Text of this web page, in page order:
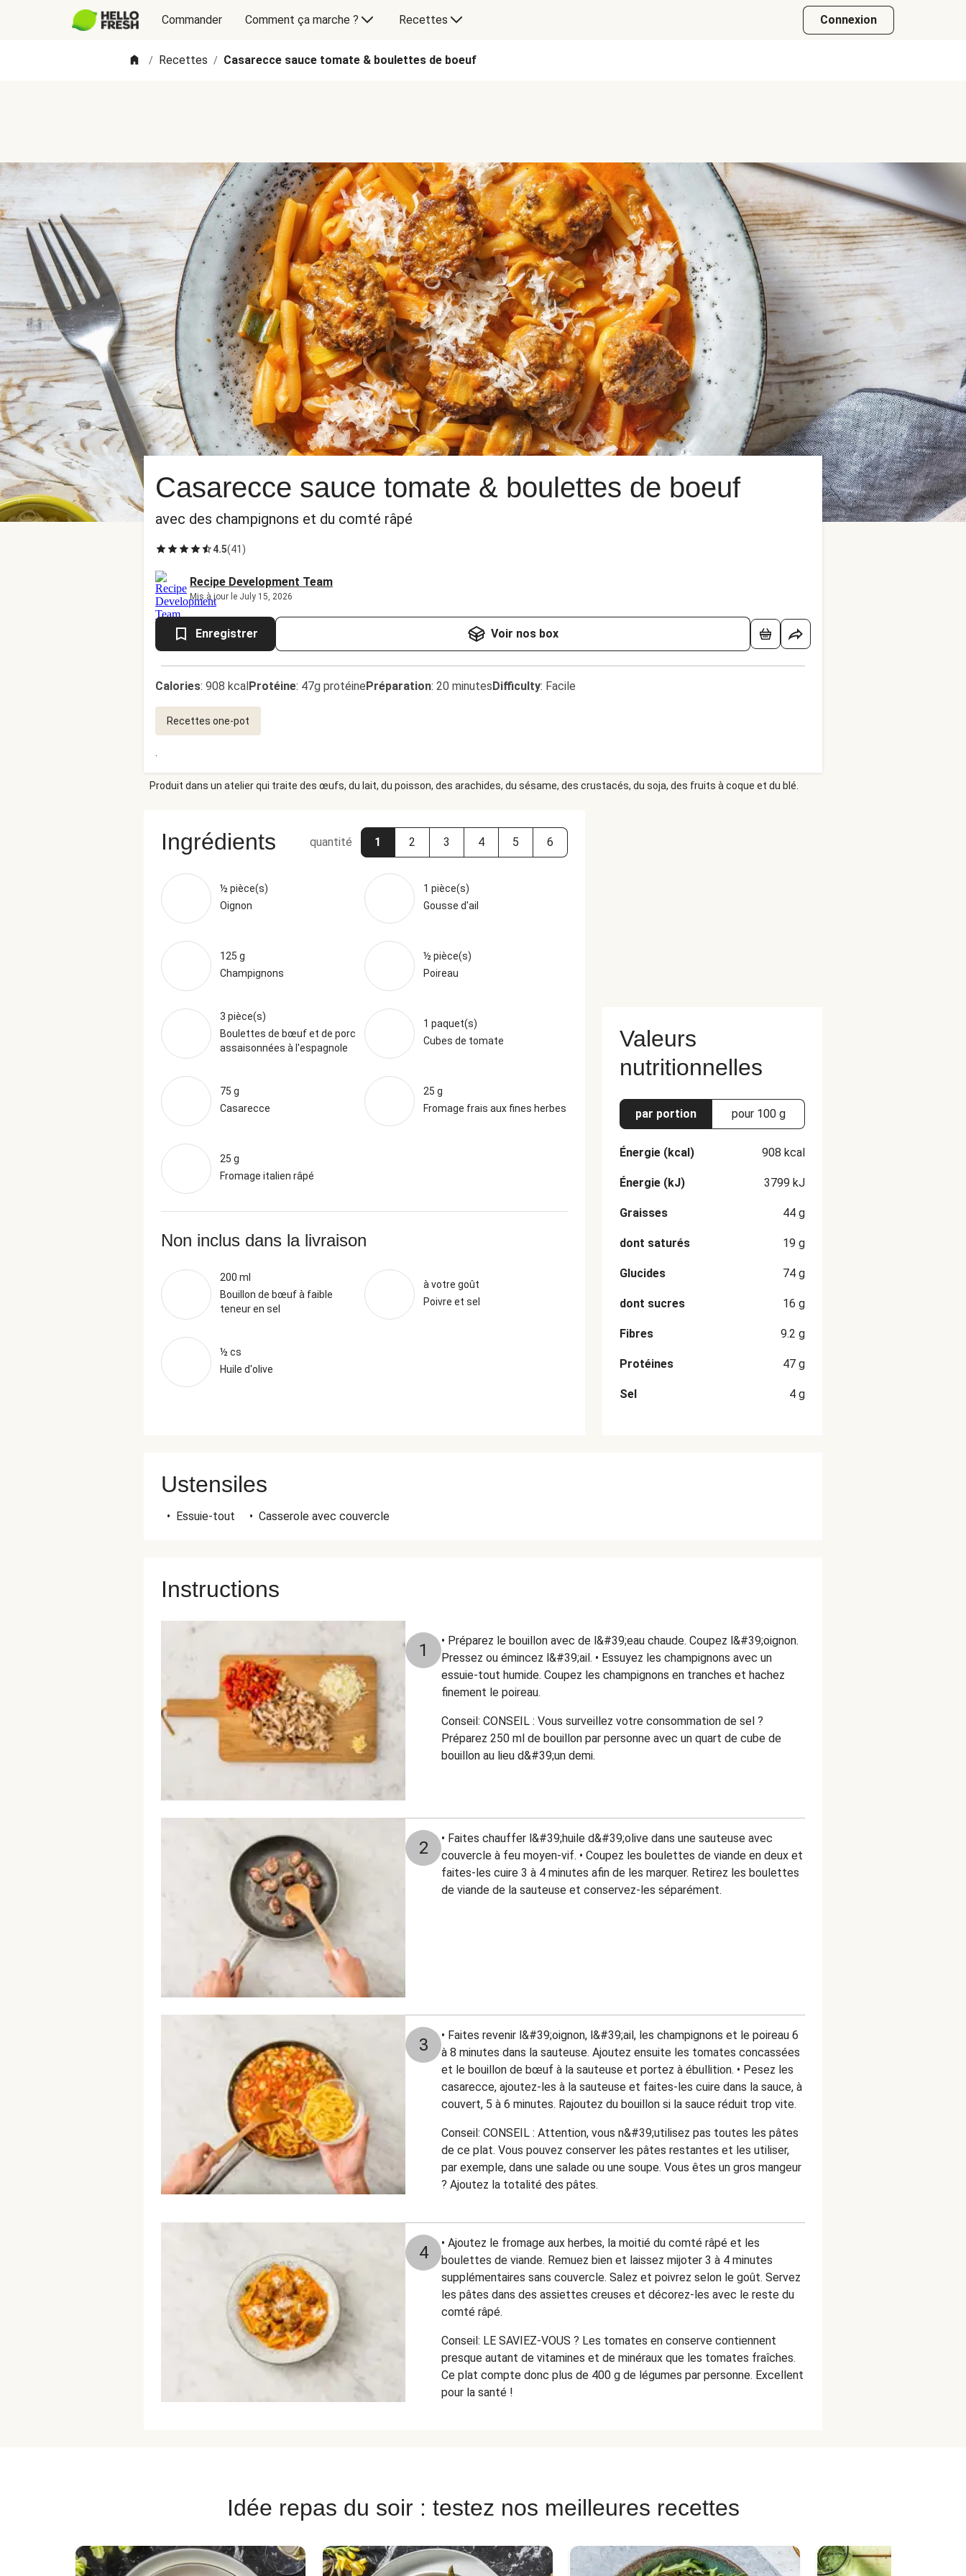
Commander Comment ça marche ? Recettes Connexion
/ Recettes / Casarecce sauce tomate & boulettes de boeuf
Casarecce sauce tomate & boulettes de boeuf
avec des champignons et du comté râpé
4.5(41 )
Recipe Development Team
Mis à jour le July 15, 2026
Enregistrer Voir nos box
Calories: 908 kcalProtéine: 47g protéinePréparation: 20 minutesDifficulty: Facile
Recettes one-pot
.
Produit dans un atelier qui traite des œufs, du lait, du poisson, des arachides, du sésame, des crustacés, du soja, des fruits à coque et du blé.
Ingrédients quantité 1 2 3 4 5 6
½ pièce(s)
Oignon
1 pièce(s)
Gousse d'ail
125 g
Champignons
½ pièce(s)
Poireau
3 pièce(s)
Boulettes de bœuf et de porc
assaisonnées à l'espagnole
1 paquet(s)
Cubes de tomate
75 g
Casarecce
25 g
Fromage frais aux fines herbes
25 g
Fromage italien râpé
Non inclus dans la livraison
200 ml
Bouillon de bœuf à faible
teneur en sel
à votre goût
Poivre et sel
½ cs
Huile d'olive
Valeurs
nutritionnelles
par portion pour 100 g
Énergie (kcal) 908 kcal
Énergie (kJ) 3799 kJ
Graisses 44 g
dont saturés 19 g
Glucides 74 g
dont sucres 16 g
Fibres 9.2 g
Protéines 47 g
Sel 4 g
Ustensiles
• Essuie-tout • Casserole avec couvercle
Instructions
1
• Préparez le bouillon avec de l&#39;eau chaude. Coupez l&#39;oignon.
Pressez ou émincez l&#39;ail. • Essuyez les champignons avec un
essuie-tout humide. Coupez les champignons en tranches et hachez
finement le poireau.
Conseil: CONSEIL : Vous surveillez votre consommation de sel ?
Préparez 250 ml de bouillon par personne avec un quart de cube de
bouillon au lieu d&#39;un demi.
2
• Faites chauffer l&#39;huile d&#39;olive dans une sauteuse avec
couvercle à feu moyen-vif. • Coupez les boulettes de viande en deux et
faites-les cuire 3 à 4 minutes afin de les marquer. Retirez les boulettes
de viande de la sauteuse et conservez-les séparément.
3
• Faites revenir l&#39;oignon, l&#39;ail, les champignons et le poireau 6
à 8 minutes dans la sauteuse. Ajoutez ensuite les tomates concassées
et le bouillon de bœuf à la sauteuse et portez à ébullition. • Pesez les
casarecce, ajoutez-les à la sauteuse et faites-les cuire dans la sauce, à
couvert, 5 à 6 minutes. Rajoutez du bouillon si la sauce réduit trop vite.
Conseil: CONSEIL : Attention, vous n&#39;utilisez pas toutes les pâtes
de ce plat. Vous pouvez conserver les pâtes restantes et les utiliser,
par exemple, dans une salade ou une soupe. Vous êtes un gros mangeur
? Ajoutez la totalité des pâtes.
4
• Ajoutez le fromage aux herbes, la moitié du comté râpé et les
boulettes de viande. Remuez bien et laissez mijoter 3 à 4 minutes
supplémentaires sans couvercle. Salez et poivrez selon le goût. Servez
les pâtes dans des assiettes creuses et décorez-les avec le reste du
comté râpé.
Conseil: LE SAVIEZ-VOUS ? Les tomates en conserve contiennent
presque autant de vitamines et de minéraux que les tomates fraîches.
Ce plat compte donc plus de 400 g de légumes par personne. Excellent
pour la santé !
Idée repas du soir : testez nos meilleures recettes